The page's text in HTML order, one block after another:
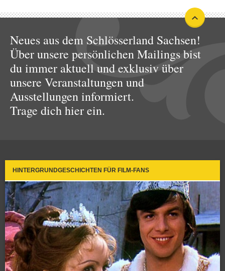
Neues aus dem Schlösserland Sachsen!
Über unsere persönlichen Mailings bist
du immer aktuell und exklusiv über
unsere Veranstaltungen und
Ausstellungen informiert.
Trage dich hier ein.
HINTERGRUNDGESCHICHTEN FÜR FILM-FANS